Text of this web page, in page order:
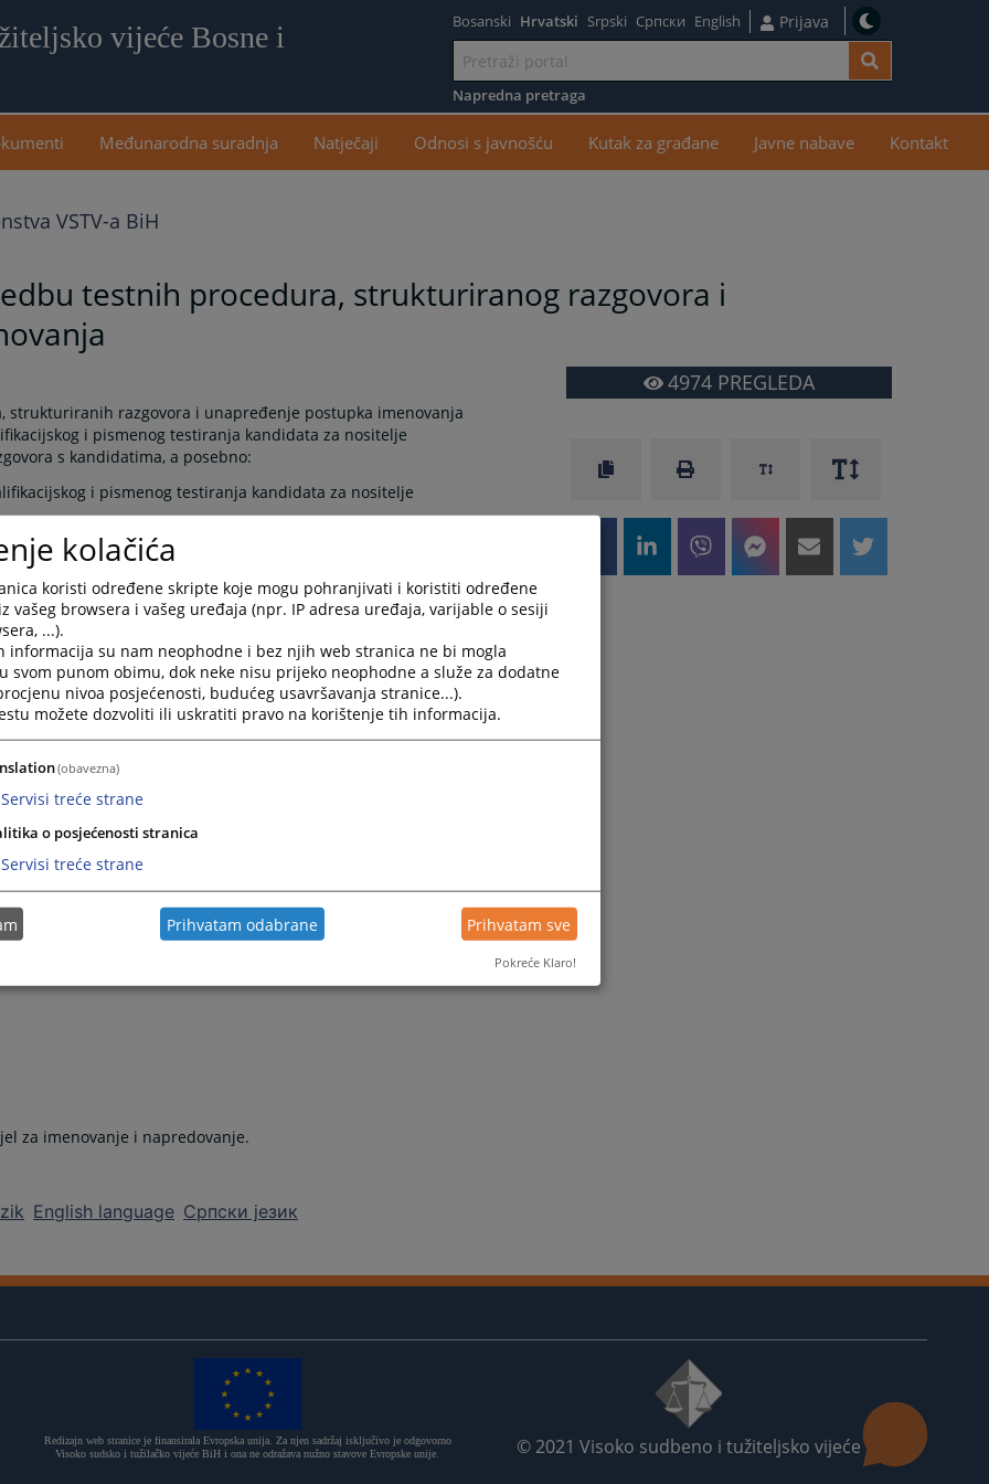
vijeće Bosne i
na
sadržaj
Bosanski Hrvatski Srpski Српски English Prijava
Napredna pretraga
Međunarodna suradnja Natječaji Odnosi s javnošću Kutak za građane Javne nabave Kontakt
VSTV-a BiH
testnih procedura, strukturiranog razgovora i
strukturiranih razgovora i unapređenje postupka imenovanja
i pismenog testiranja kandidata za nositelje
s kandidatima, a posebno:
i pismenog testiranja kandidata za nositelje
na sam postupak kvalifikacijskog i pismenog testiranja;
razgovora;
te vršenje provjere usklađenosti elektronički generiranog
proceduru kvalifikacijskog i pismenog testiranja;
zadataka, te odlučivanje o pravu pristupa bazi ispitnih
i pismenog testiranja u elektroničkoj formi i odlučuje o
izradu pisanih radnji u skladu sa posebnim propisima;
o kvalifikacijskom i pismenom testiranju;
kandidata kvalifikacijskom i pismenom testiranju;
za unaprjeđenje postupka imenovanja nositelja pravosudne
obavljene statističke analize;
kvalifikacijskog i pismenog testiranja i baze ispitnih zadataka.
strukturiranog razgovora i unapređenje postupka
za imenovanje i napredovanje.
English language Српски језик
4974PREGLEDA
Redizajn web stranice je finansirala Evropska unija. Za njen sadržaj isključivo je odgovorno
Visoko sudsko i tužilačko vijeće BiH i ona ne odražava nužno stavove Evropske unije.
© 2021 Visoko sudbeno i tužiteljsko vijeće
kolačića
koristi određene skripte koje mogu pohranjivati i koristiti određene
vašeg browsera i vašeg uređaja (npr. IP adresa uređaja, varijable o sesiji
...).
informacija su nam neophodne i bez njih web stranica ne bi mogla
svom punom obimu, dok neke nisu prijeko neophodne a služe za dodatne
nivoa posjećenosti, budućeg usavršavanja stranice...).
možete dozvoliti ili uskratiti pravo na korištenje tih informacija.
(obavezna)
Servisi treće strane
o posjećenosti stranica
Servisi treće strane
Prihvatam odabrane Prihvatam sve
Pokreće Klaro!